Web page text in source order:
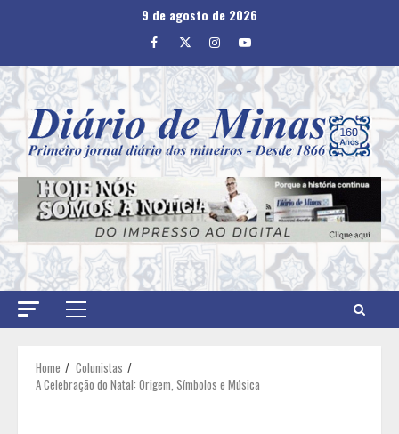
9 de agosto de 2026
Facebook
TwitterInstagram
Youtube
Primary
Home
Colunistas
A Celebração do Natal: Origem, Símbolos e Música